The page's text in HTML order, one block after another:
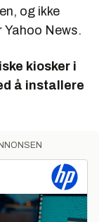
og ikke
Yahoo News.
kiosker i
å installere